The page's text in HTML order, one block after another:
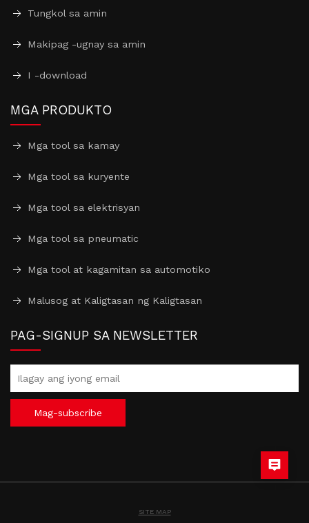
Tungkol sa amin
Makipag -ugnay sa amin
I -download
MGA PRODUKTO
Mga tool sa kamay
Mga tool sa kuryente
Mga tool sa elektrisyan
Mga tool sa pneumatic
Mga tool at kagamitan sa automotiko
Malusog at Kaligtasan ng Kaligtasan
PAG-SIGNUP SA NEWSLETTER
Mag-subscribe
SITE MAP